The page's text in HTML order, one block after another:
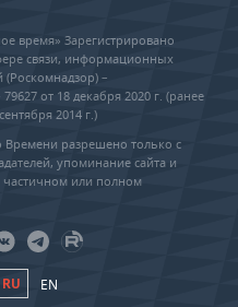
время» Зарегистрировано
связи, информационных
–
от 18 декабря 2020 г. (ранее
2014 г.)
Времени разрешено только с
упоминание сайта и
частичном или полном
RU EN